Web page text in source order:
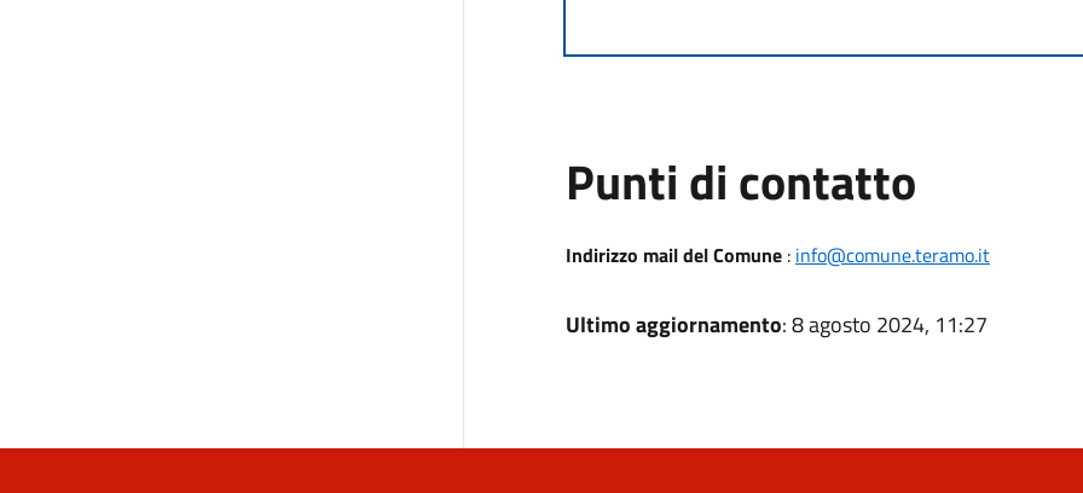
Punti di contatto
Indirizzo mail del Comune: info@comune.teramo.it
Ultimo aggiornamento: 8 agosto 2024, 11:27